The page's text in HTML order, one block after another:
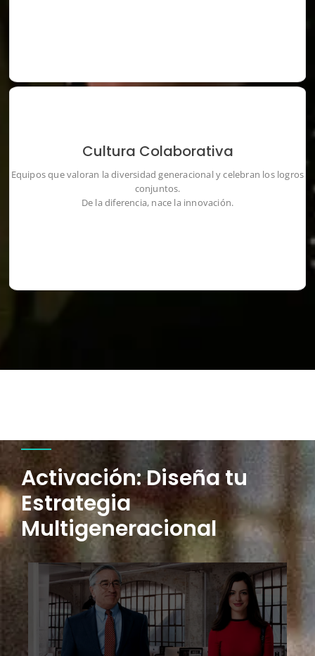
Cultura Colaborativa
Equipos que valoran la diversidad generacional y celebran los logros
conjuntos.
De la diferencia, nace la innovación.
Equipos que valoran la diversidad generacional y celebran los
logros conjuntos.
De la diferencia, nace la innovación.
Activación: Diseña tu
Estrategia
Multigeneracional